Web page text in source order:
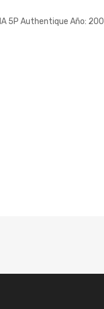
5P Authentique Año: